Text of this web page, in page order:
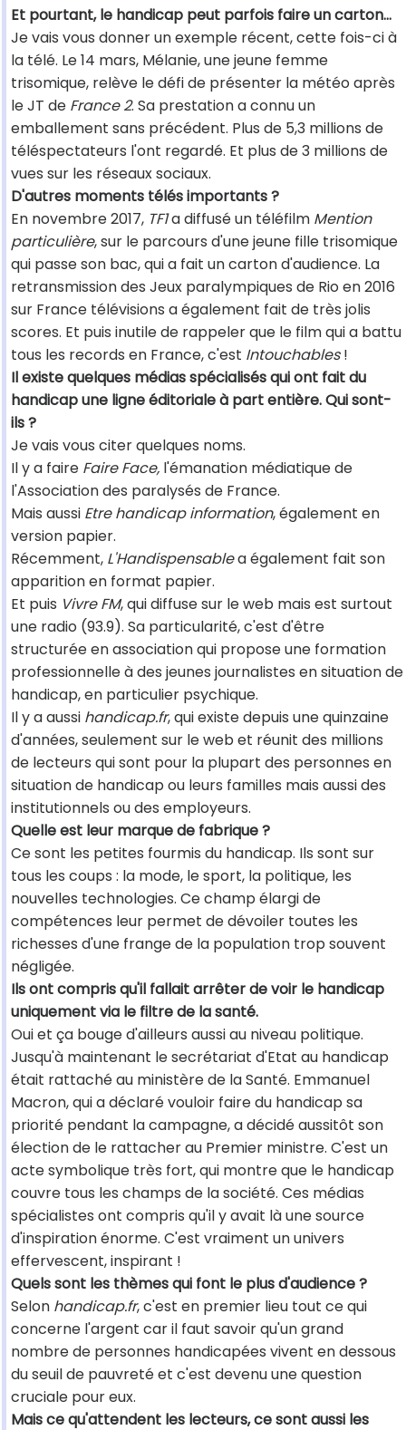
Et pourtant, le handicap peut parfois faire un carton…
Je vais vous donner un exemple récent, cette fois-ci à
la télé. Le 14 mars, Mélanie, une jeune femme
trisomique, relève le défi de présenter la météo après
le JT de France 2. Sa prestation a connu un
emballement sans précédent. Plus de 5,3 millions de
téléspectateurs l'ont regardé. Et plus de 3 millions de
vues sur les réseaux sociaux.
D'autres moments télés importants ?
En novembre 2017, TF1a diffusé un téléfilm Mention
particulière, sur le parcours d'une jeune fille trisomique
qui passe son bac, qui a fait un carton d'audience. La
retransmission des Jeux paralympiques de Rio en 2016
sur France télévisions a également fait de très jolis
scores. Et puis inutile de rappeler que le film qui a battu
tous les records en France, c'est Intouchables!
Il existe quelques médias spécialisés qui ont fait du
handicap une ligne éditoriale à part entière. Qui sont-
ils ?
Je vais vous citer quelques noms.
Il y a faire Faire Face, l'émanation médiatique de
l'Association des paralysés de France.
Mais aussi Etre handicap information, également en
version papier.
Récemment, L'Handispensablea également fait son
apparition en format papier.
Et puis Vivre FM, qui diffuse sur le web mais est surtout
une radio (93.9). Sa particularité, c'est d'être
structurée en association qui propose une formation
professionnelle à des jeunes journalistes en situation de
handicap, en particulier psychique.
Il y a aussi handicap.fr, qui existe depuis une quinzaine
d'années, seulement sur le web et réunit des millions
de lecteurs qui sont pour la plupart des personnes en
situation de handicap ou leurs familles mais aussi des
institutionnels ou des employeurs.
Quelle est leur marque de fabrique ?
Ce sont les petites fourmis du handicap. Ils sont sur
tous les coups : la mode, le sport, la politique, les
nouvelles technologies. Ce champ élargi de
compétences leur permet de dévoiler toutes les
richesses d'une frange de la population trop souvent
négligée.
Ils ont compris qu'il fallait arrêter de voir le handicap
uniquement via le filtre de la santé.
Oui et ça bouge d'ailleurs aussi au niveau politique.
Jusqu'à maintenant le secrétariat d'Etat au handicap
était rattaché au ministère de la Santé. Emmanuel
Macron, qui a déclaré vouloir faire du handicap sa
priorité pendant la campagne, a décidé aussitôt son
élection de le rattacher au Premier ministre. C'est un
acte symbolique très fort, qui montre que le handicap
couvre tous les champs de la société. Ces médias
spécialistes ont compris qu'il y avait là une source
d'inspiration énorme. C'est vraiment un univers
effervescent, inspirant !
Quels sont les thèmes qui font le plus d'audience ?
Selon handicap.fr, c'est en premier lieu tout ce qui
concerne l'argent car il faut savoir qu'un grand
nombre de personnes handicapées vivent en dessous
du seuil de pauvreté et c'est devenu une question
cruciale pour eux.
Mais ce qu'attendent les lecteurs, ce sont aussi les